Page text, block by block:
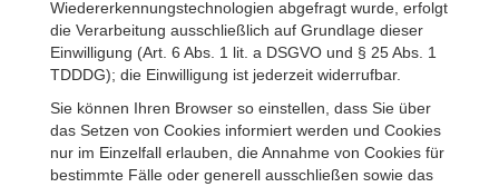
Wiedererkennungstechnologien abgefragt wurde, erfolgt
die Verarbeitung ausschließlich auf Grundlage dieser
Einwilligung (Art. 6 Abs. 1 lit. a DSGVO und § 25 Abs. 1
TDDDG); die Einwilligung ist jederzeit widerrufbar.
Sie können Ihren Browser so einstellen, dass Sie über
das Setzen von Cookies informiert werden und Cookies
nur im Einzelfall erlauben, die Annahme von Cookies für
bestimmte Fälle oder generell ausschließen sowie das